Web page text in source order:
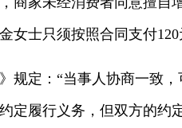
女士只须按照合同支付120
定：“当事人协商一致，
定履行义务，但双方的约